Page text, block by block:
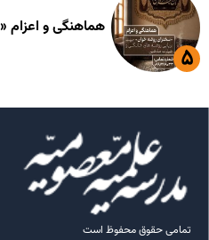
هماهنگی و
تمامی حقوق محفوظ است